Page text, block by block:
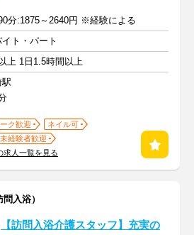
分:1875～2640円 ※経験による
ト・パート
上 1日1.5時間以上
ク歓迎
ネイル可
未経験者歓迎
求人一覧を見る
入浴）
【訪問入浴介護スタッフ】充実の